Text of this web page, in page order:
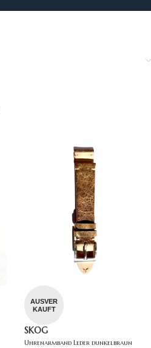
AUSVER
KAUFT
SKOG
Uhrenarmband Leder dunkelbraun